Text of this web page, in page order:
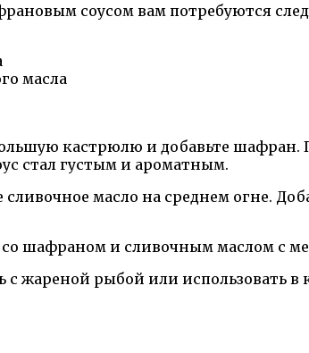
соусом вам потребуются
масла
кастрюлю и добавьте шафран.
стал густым и ароматным.
масло на среднем огне.
шафраном и сливочным маслом с
с жареной рыбой или использовать